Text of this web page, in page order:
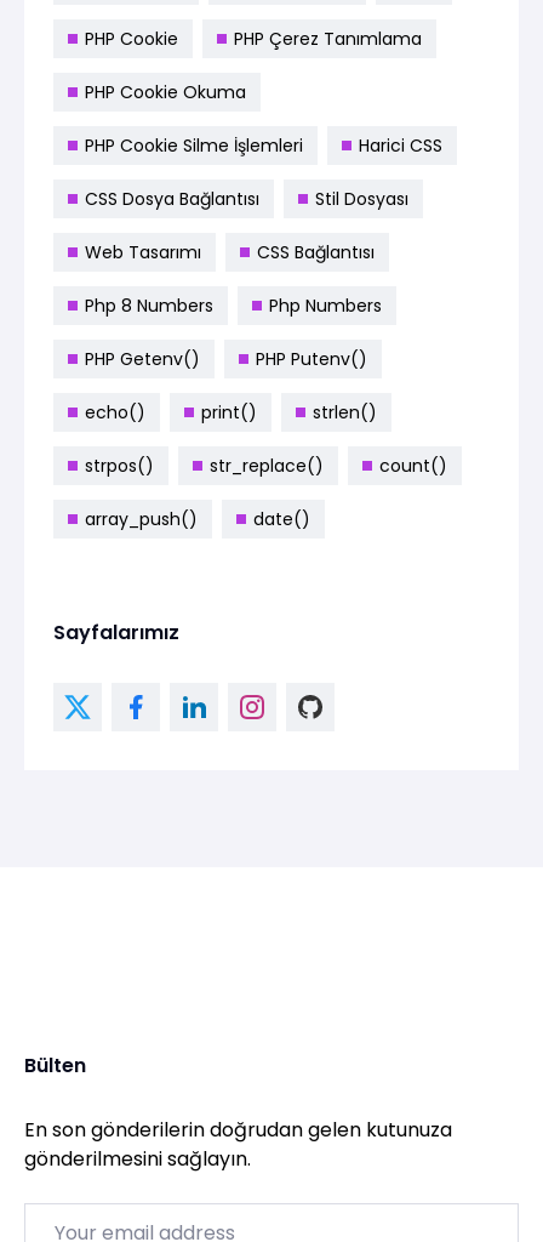
PHP Cookie PHP Çerez Tanımlama
PHP Cookie Okuma
PHP Cookie Silme İşlemleri Harici CSS
CSS Dosya Bağlantısı Stil Dosyası
Web Tasarımı CSS Bağlantısı
Php 8 Numbers Php Numbers
PHP Getenv() PHP Putenv()
echo() print() strlen()
strpos() str_replace() count()
array_push() date()
Sayfalarımız
Bülten
En son gönderilerin doğrudan gelen kutunuza
gönderilmesini sağlayın.